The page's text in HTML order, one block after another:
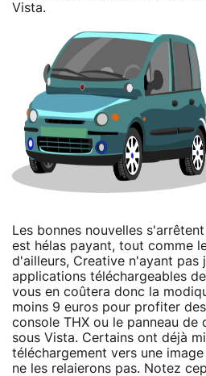
Vista.
Les bonnes nouvelles
est hélas payant, tout comme
d'ailleurs, Creative n'ayant pas
applications téléchargeables
vous en coûtera donc la
moins 9 euros pour profiter
console THX ou le panneau de
sous Vista. Certains ont déjà
téléchargement vers une
ne les relaierons pas. Notez